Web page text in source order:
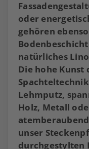
oder
gehören
natürliches
Die hohe
Lehmputz,
Holz, Metall
unser
durchgestylten